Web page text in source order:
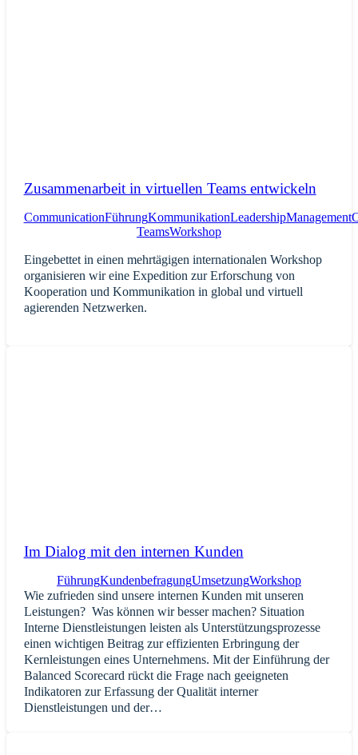
Zusammenarbeit in virtuellen Teams entwickeln
CommunicationFührungKommunikationLeadershipManagement
TeamsWorkshop
Eingebettet in einen mehrtägigen internationalen Workshop
organisieren wir eine Expedition zur Erforschung von
Kooperation und Kommunikation in global und virtuell
agierenden Netzwerken.
Im Dialog mit den internen Kunden
FührungKundenbefragungUmsetzungWorkshop
Wie zufrieden sind unsere internen Kunden mit unseren
Leistungen? Was können wir besser machen? Situation
Interne Dienstleistungen leisten als Unterstützungsprozesse
einen wichtigen Beitrag zur effizienten Erbringung der
Kernleistungen eines Unternehmens. Mit der Einführung der
Balanced Scorecard rückt die Frage nach geeigneten
Indikatoren zur Erfassung der Qualität interner
Dienstleistungen und der…